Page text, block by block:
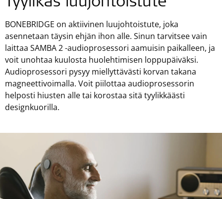
BONEBRIDGE on aktiivinen luujohtoistute, joka
asennetaan täysin ehjän ihon alle. Sinun tarvitsee vain
laittaa SAMBA 2 -audioprosessori aamuisin paikalleen, ja
voit unohtaa kuulosta huolehtimisen loppupäiväksi.
Audioprosessori pysyy miellyttävästi korvan takana
magneettivoimalla. Voit piilottaa audioprosessorin
helposti hiusten alle tai korostaa sitä tyylikkäästi
designkuorilla.